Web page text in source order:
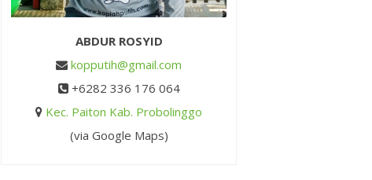
ABDUR ROSYID
kopputih@gmail.com
+6282 336 176 064
Kec. Paiton Kab. Probolinggo
(via Google Maps)